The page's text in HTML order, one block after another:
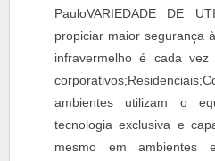
PauloVARIEDADE DE
propiciar maior segurança
infravermelho é cada vez
ambientes utilizam o
tecnologia exclusiva e
mesmo em ambientes